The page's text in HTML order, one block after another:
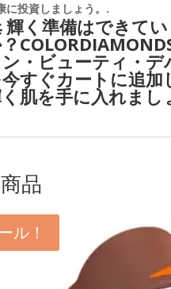
に投資しましょう。.
輝く準備はできて
・ビューティ・デ
すぐカートに追加
肌を手に入れまし
品
ル！